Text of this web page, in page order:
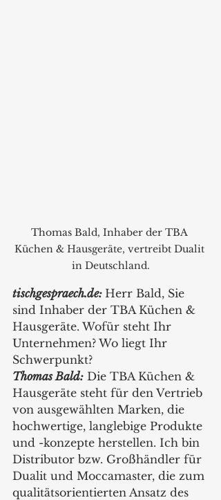
Thomas Bald, Inhaber der TBA
Küchen & Hausgeräte, vertreibt Dualit
in Deutschland.
tischgespraech.de: Herr Bald, Sie
sind Inhaber der TBA Küchen &
Hausgeräte. Wofür steht Ihr
Unternehmen? Wo liegt Ihr
Schwerpunkt?
Thomas Bald: Die TBA Küchen &
Hausgeräte steht für den Vertrieb
von ausgewählten Marken, die
hochwertige, langlebige Produkte
und -konzepte herstellen. Ich bin
Distributor bzw. Großhändler für
Dualit und Moccamaster, die zum
qualitätsorientierten Ansatz des